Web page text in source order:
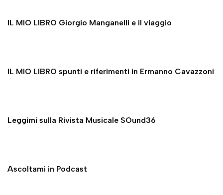
IL MIO LIBRO Giorgio Manganelli e il viaggio
IL MIO LIBRO spunti e riferimenti in Ermanno Cavazzoni
Leggimi sulla Rivista Musicale SOund36
Ascoltami in Podcast